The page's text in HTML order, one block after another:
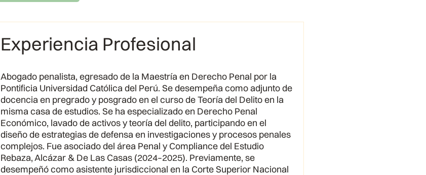
Experiencia Profesional
Abogado penalista, egresado de la Maestría en Derecho Penal por la
Pontificia Universidad Católica del Perú. Se desempeña como adjunto de
docencia en pregrado y posgrado en el curso de Teoría del Delito en la
misma casa de estudios. Se ha especializado en Derecho Penal
Económico, lavado de activos y teoría del delito, participando en el
diseño de estrategias de defensa en investigaciones y procesos penales
complejos. Fue asociado del área Penal y Compliance del Estudio
Rebaza, Alcázar & De Las Casas (2024–2025). Previamente, se
desempeñó como asistente jurisdiccional en la Corte Superior Nacional